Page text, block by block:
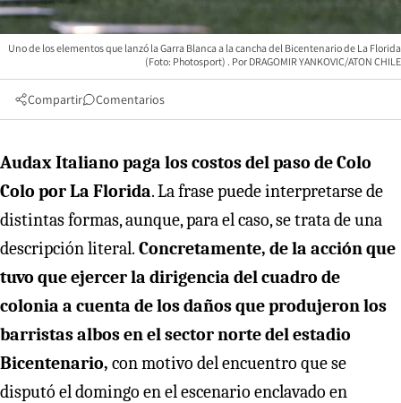
Uno de los elementos que lanzó la Garra Blanca a la cancha del Bicentenario de La Florida
(Foto: Photosport)
DRAGOMIR YANKOVIC/ATON CHILE
Compartir Comentarios
Audax Italiano paga los costos del paso de Colo
Colo por La Florida. La frase puede interpretarse de
distintas formas, aunque, para el caso, se trata de una
descripción literal. Concretamente, de la acción que
tuvo que ejercer la dirigencia del cuadro de
colonia a cuenta de los daños que produjeron los
barristas albos en el sector norte del estadio
Bicentenario, con motivo del encuentro que se
disputó el domingo en el escenario enclavado en